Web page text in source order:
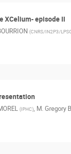
XCelium- episode II
(CNRS/IN2P3/
(IPHC), M.Gregory